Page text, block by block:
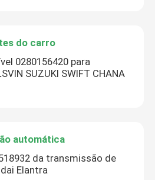
do carro
0280156420 para
SUZUKI SWIFT CHANA
automática
da transmissão de
Elantra